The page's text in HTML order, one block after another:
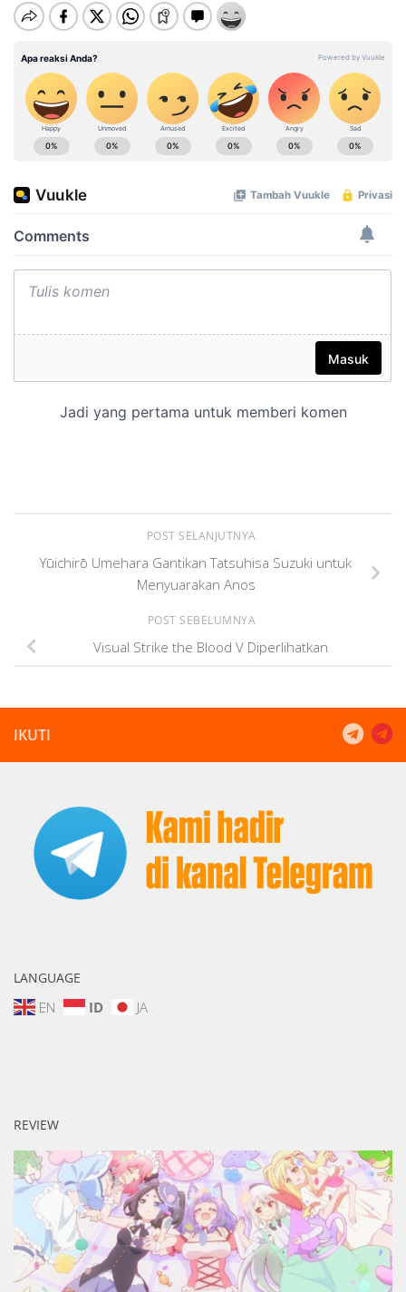
POST SELANJUTNYA
Yūichirō Umehara Gantikan Tatsuhisa Suzuki untuk
Menyuarakan Anos
POST SEBELUMNYA
Visual Strike the Blood V Diperlihatkan
IKUTI
LANGUAGE
EN ID JA
REVIEW